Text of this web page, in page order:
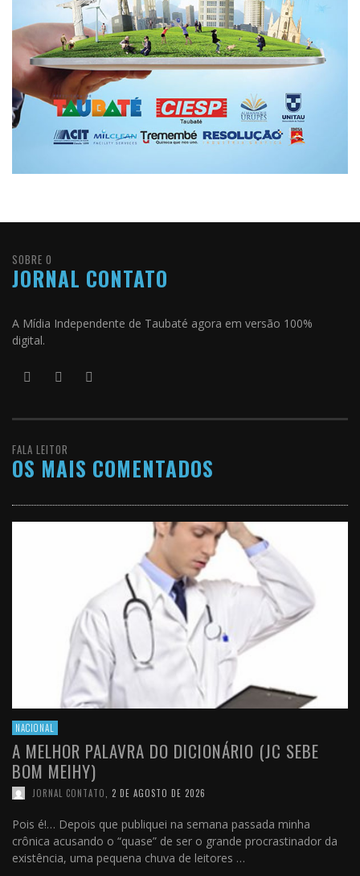
SOBRE O
JORNAL CONTATO
A Mídia Independente de Taubaté agora em versão 100%
digital.
FALA LEITOR
OS MAIS COMENTADOS
NACIONAL
A MELHOR PALAVRA DO DICIONÁRIO (JC SEBE
BOM MEIHY)
JORNAL CONTATO 2 DE AGOSTO DE 2026
Pois é!… Depois que publiquei na semana passada minha
crônica acusando o “quase” de ser o grande procrastinador da
existência, uma pequena chuva de leitores …